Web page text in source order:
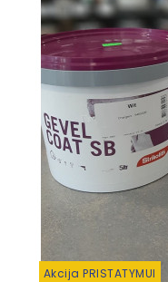
Akcija PRISTATYMUI